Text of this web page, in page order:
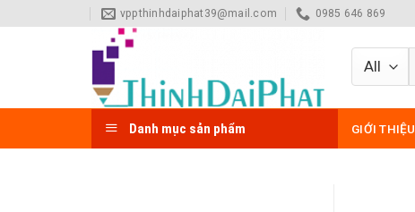
to
vppthinhdaiphat39@mail.com 0985 646 869
Danh mục sản phẩm GIỚI THIỆU